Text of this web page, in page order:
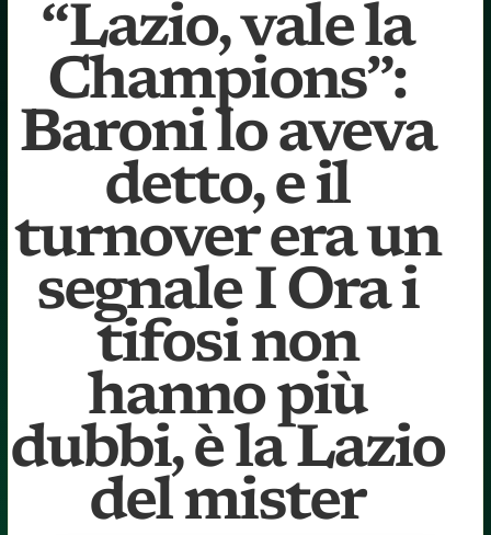
“Lazio, vale la
Champions”:
Baroni lo aveva
detto, e il
turnover era un
segnale I Ora i
tifosi non
hanno più
dubbi, è la Lazio
del mister